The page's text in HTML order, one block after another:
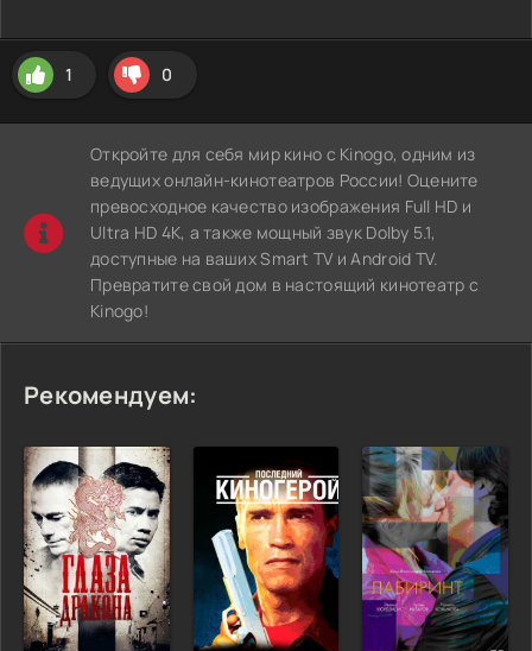
1 0
Откройте для себя мир кино с Kinogo, одним из
ведущих онлайн-кинотеатров России! Оцените
превосходное качество изображения Full HD и
Ultra HD 4K, а также мощный звук Dolby 5.1,
доступные на ваших Smart TV и Android TV.
Превратите свой дом в настоящий кинотеатр с
Kinogo!
Рекомендуем: